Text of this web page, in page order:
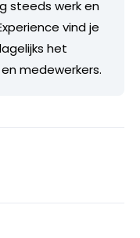
steeds werk en
vind je
het
medewerkers.